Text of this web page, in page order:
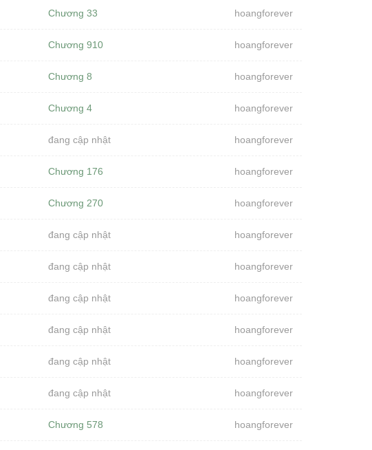
Chương 33 hoangforever
Chương 910 hoangforever
Chương 8 hoangforever
Chương 4 hoangforever
đang cập nhật hoangforever
Chương 176 hoangforever
Chương 270 hoangforever
đang cập nhật hoangforever
đang cập nhật hoangforever
đang cập nhật hoangforever
đang cập nhật hoangforever
đang cập nhật hoangforever
đang cập nhật hoangforever
Chương 578 hoangforever